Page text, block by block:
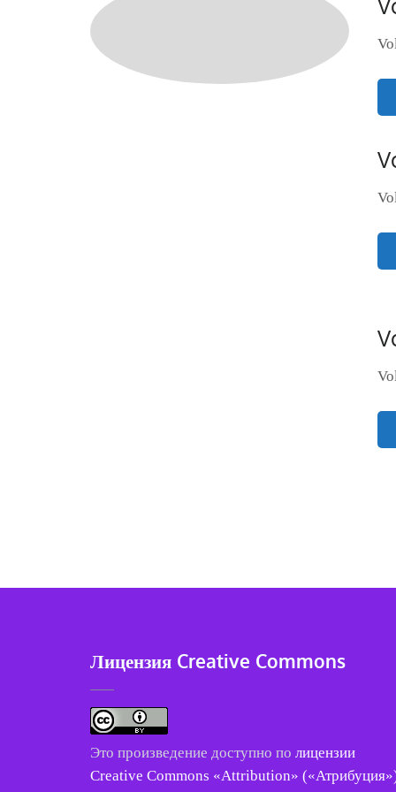
Лицензия Creative Commons
Это произведение доступно по лицензии
Creative Commons «Attribution»